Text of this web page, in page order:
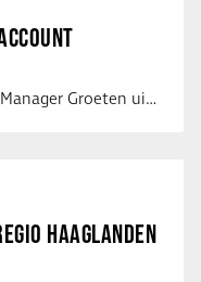
Vacature Luxury Brands Account Manager Groeten uit Spanje! Vanaf mijn …
HAAGLANDEN